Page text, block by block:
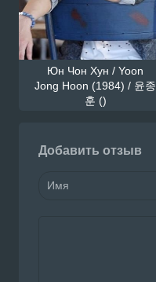
Юн Чон Хун / Yoon
Jong Hoon (1984) / 윤종
훈 ()
Добавить отзыв